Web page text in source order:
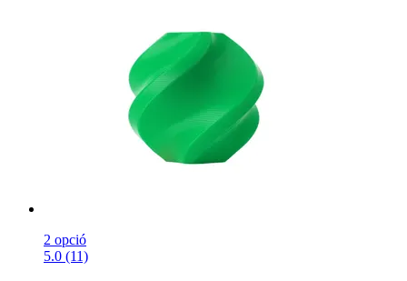
2 opció
5.0 (11)